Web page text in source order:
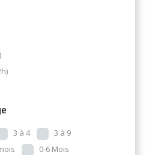
3 à 4
3 à 9
0-6 Mois